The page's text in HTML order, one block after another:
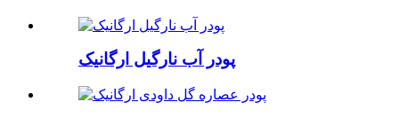
پودر آب نارگیل ارگانیک